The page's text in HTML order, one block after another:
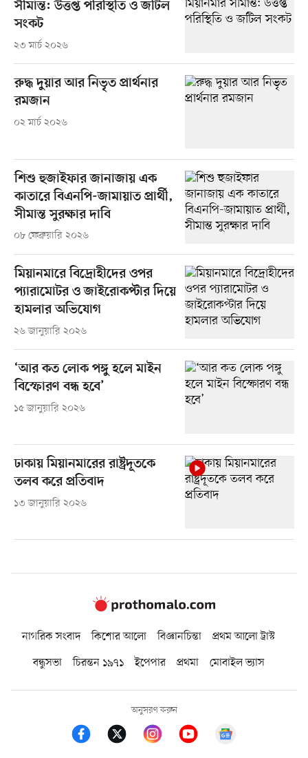
সীমান্ত: উত্তপ্ত পরিস্থিতি ও জটিল
সংকট
২৩ মার্চ ২০২৬
রুদ্ধ দুয়ার আর নিভৃত প্রার্থনার
রমজান
০২ মার্চ ২০২৬
শিশু হুজাইফার জানাজায় এক
কাতারে বিএনপি-জামায়াত প্রার্থী,
সীমান্ত সুরক্ষার দাবি
০৮ ফেব্রুয়ারি ২০২৬
মিয়ানমারে বিদ্রোহীদের ওপর
প্যারামোটর ও জাইরোকপ্টার দিয়ে
হামলার অভিযোগ
২৬ জানুয়ারি ২০২৬
‘আর কত লোক পঙ্গু হলে মাইন
বিস্ফোরণ বন্ধ হবে’
১৫ জানুয়ারি ২০২৬
ঢাকায় মিয়ানমারের রাষ্ট্রদূতকে
তলব করে প্রতিবাদ
১৩ জানুয়ারি ২০২৬
নাগরিক সংবাদ কিশোর আলো বিজ্ঞানচিন্তা
প্রথম আলো ট্রাস্ট
বন্ধুসভা
চিরন্তন ১৯৭১ ইপেপার প্রথমা মোবাইল ভ্যাস
অনুসরণ করুন